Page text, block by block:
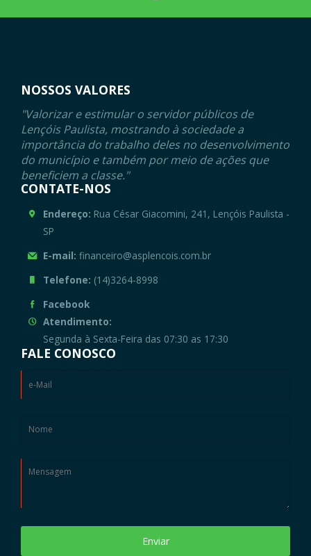
NOSSOS VALORES
"Valorizar e estimular o servidor públicos de
Lençóis Paulista, mostrando à sociedade a
importância do trabalho deles no desenvolvimento
do município e também por meio de ações que
beneficiem a classe."
CONTATE-NOS
Endereço: Rua César Giacomini, 241, Lençóis Paulista -
SP
E-mail: financeiro@asplencois.com.br
Telefone: (14)3264-8998
Facebook
Atendimento:
Segunda à Sexta-Feira das 07:30 as 17:30
FALE CONOSCO
Enviar